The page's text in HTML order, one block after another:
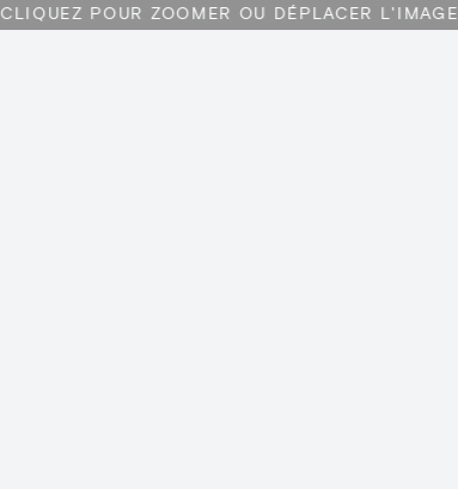
CLIQUEZ POUR ZOOMER OU DÉPLACER L'IMAGE